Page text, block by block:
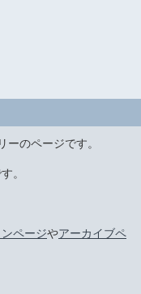
ーのページです。
。
ンページやアーカイブペ